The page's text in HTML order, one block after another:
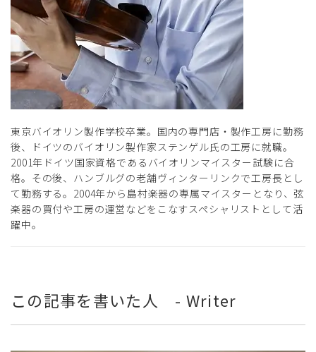
東京バイオリン製作学校卒業。国内の専門店・製作工房に勤務
後、ドイツのバイオリン製作家ステンゲル氏の工房に就職。
2001年ドイツ国家資格であるバイオリンマイスター試験に合
格。その後、ハンブルグの老舗ヴィンターリンクで工房長とし
て勤務する。2004年から島村楽器の専属マイスターとなり、弦
楽器の買付や工房の運営などをこなすスペシャリストとして活
躍中。
この記事を書いた人 - Writer